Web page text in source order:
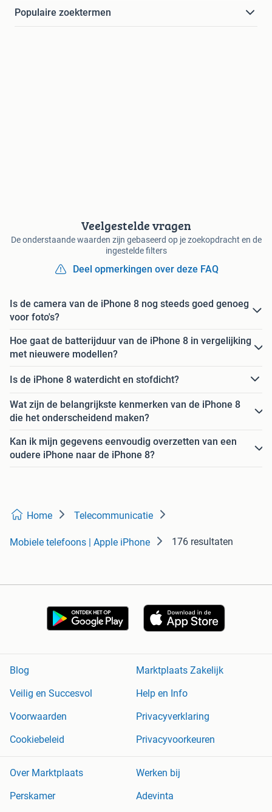
Populaire zoektermen
Veelgestelde vragen
De onderstaande waarden zijn gebaseerd op je zoekopdracht en de
ingestelde filters
Deel opmerkingen over deze FAQ
Is de camera van de iPhone 8 nog steeds goed genoeg
voor foto's?
Hoe gaat de batterijduur van de iPhone 8 in vergelijking
met nieuwere modellen?
Is de iPhone 8 waterdicht en stofdicht?
Wat zijn de belangrijkste kenmerken van de iPhone 8
die het onderscheidend maken?
Kan ik mijn gegevens eenvoudig overzetten van een
oudere iPhone naar de iPhone 8?
Home Telecommunicatie
Mobiele telefoons | Apple iPhone 176 resultaten
Blog
Marktplaats Zakelijk
Veilig en Succesvol
Help en Info
Voorwaarden
Privacyverklaring
Cookiebeleid
Privacyvoorkeuren
Over Marktplaats
Werken bij
Perskamer
Adevinta